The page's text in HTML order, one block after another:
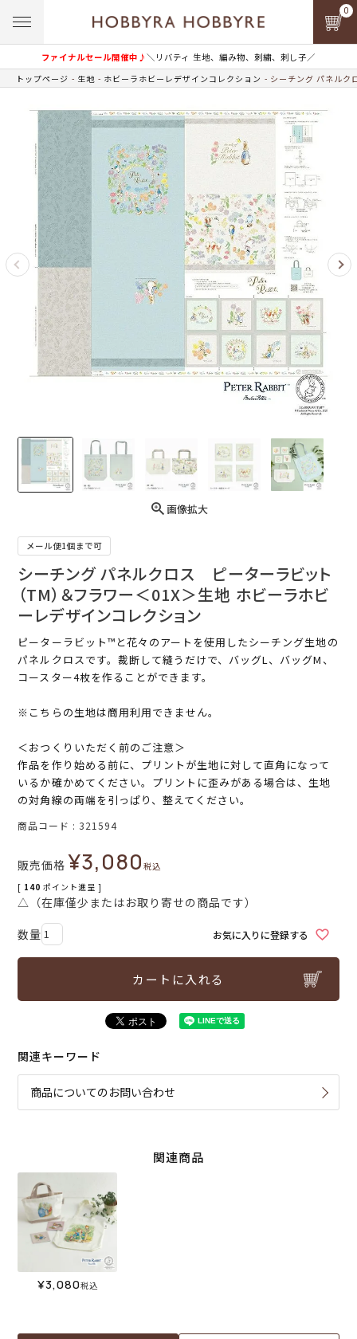
ファイナルセール開催中♪＼リバティ 生地、編み物、刺繍、刺し子／
0
トップページ 生地 ホビーラホビーレデザインコレクション シーチング パネル
画像拡大
メール便1個まで可
シーチング パネルクロス ピーターラビット
（TM）＆フラワー＜01X＞生地 ホビーラホビ
ーレデザインコレクション
ピーターラビット™と花々のアートを使用したシーチング生地の
パネルクロスです。裁断して縫うだけで、バッグL、バッグM、
コースター4枚を作ることができます。
※こちらの生地は商用利用できません。
＜おつくりいただく前のご注意＞
作品を作り始める前に、プリントが生地に対して直角になって
いるか確かめてください。プリントに歪みがある場合は、生地
の対角線の両端を引っぱり、整えてください。
商品コード 321594
販売価格 ¥3,080税込
[ 140 ポイント進呈 ]
△（在庫僅少またはお取り寄せの商品です）
お気に入りに登録する
カートに入れる
関連キーワード
商品についてのお問い合わせ
関連商品
¥3,080税込